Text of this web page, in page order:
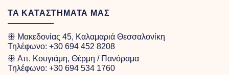
ΤΑ ΚΑΤΑΣΤΗΜΑΤΑ ΜΑΣ
ꕥ Μακεδονίας 45, Καλαμαριά Θεσσαλονίκη
Τηλέφωνο: +30 694 452 8208
ꕥ Απ. Κουγιάμη, Θέρμη / Πανόραμα
Τηλέφωνο: +30 694 534 1760